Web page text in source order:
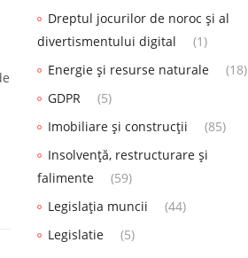
Dreptul jocurilor de noroc și al
divertismentului digital
(1)
Energie și resurse naturale
(18)
GDPR
(5)
Imobiliare și construcții
(85)
Insolvență, restructurare și
falimente
(59)
Legislația muncii
(44)
Legislatie
(5)